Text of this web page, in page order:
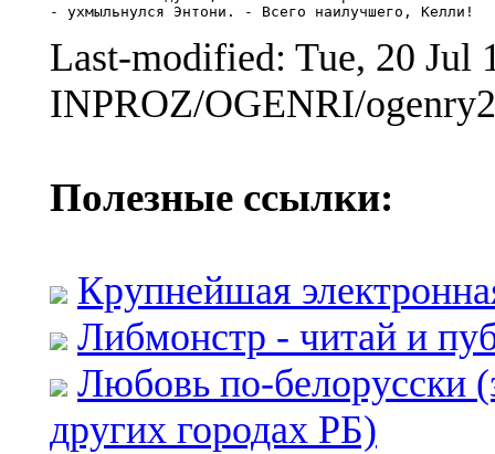
Last-modified: Tue, 20 Jul
INPROZ/OGENRI/
Полезные ссылки:
Крупнейшая
Либмонстр - читай и
Любовь по-белорусски
других городах РБ)